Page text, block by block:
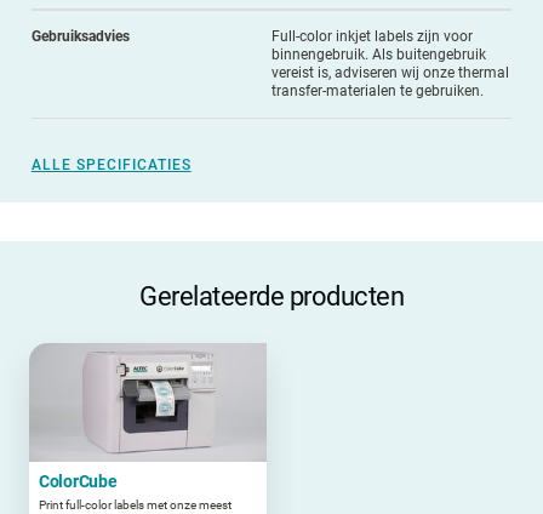
Gebruiksadvies
Full-color inkjet labels zijn voor
binnengebruik. Als buitengebruik
vereist is, adviseren wij onze thermal
transfer-materialen te gebruiken.
ALLE SPECIFICATIES
Gerelateerde producten
ColorCube
Print full-color labels met onze meest